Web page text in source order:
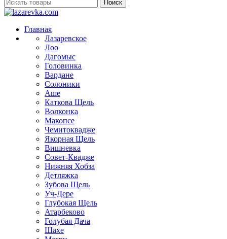
Главная
Лазаревское
Лоо
Дагомыс
Головинка
Вардане
Солоники
Аше
Каткова Щель
Волконка
Макопсе
Чемитоквадже
Якорная Щель
Вишневка
Совет-Квадже
Нижняя Хобза
Детляжка
Зубова Щель
Уч-Дере
Глубокая Щель
Атарбеково
Голубая Дача
Шахе